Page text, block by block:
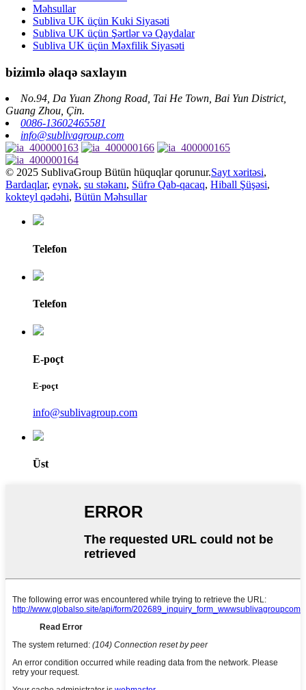
Məhsullar
Subliva UK üçün Kuki Siyasəti
Subliva UK üçün Şərtlər və Qaydalar
Subliva UK üçün Məxfilik Siyasəti
bizimlə əlaqə saxlayın
No.94, Da Yuan Zhong Road, Tai He Town, Bai Yun District,
Guang Zhou, Çin.
0086-13602465581
info@sublivagroup.com
© 2025 SublivaGroup Bütün hüquqlar qorunur.Sayt xəritəsi,
Bardaqlar, eynək, su stəkanı, Süfrə Qab-qacaq, Hiball Şüşəsi,
kokteyl qədəhi, Bütün Məhsullar
Telefon
Telefon
E-poçt
E-poçt
info@sublivagroup.com
Üst